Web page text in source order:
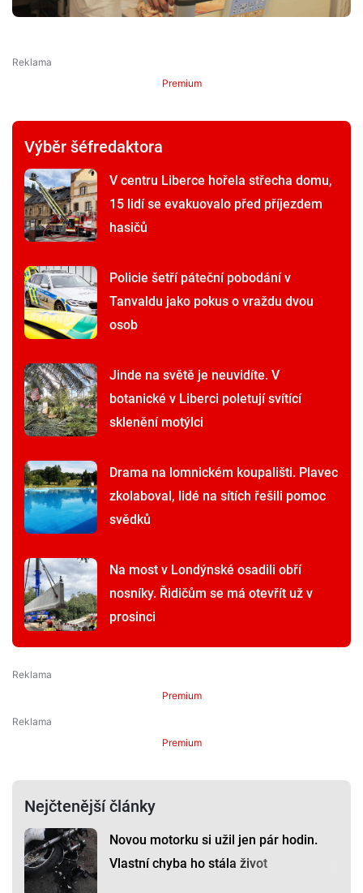
Premium
Výběr šéfredaktora
V centru Liberce hořela střecha domu,
15 lidí se evakuovalo před příjezdem
hasičů
Policie šetří páteční pobodání v
Tanvaldu jako pokus o vraždu dvou
osob
Jinde na světě je neuvidíte. V
botanické v Liberci poletují svítící
sklenění motýlci
Drama na lomnickém koupališti. Plavec
zkolaboval, lidé na sítích řešili pomoc
svědků
Na most v Londýnské osadili obří
nosníky. Řidičům se má otevřít už v
prosinci
Premium
Premium
Nejčtenější články
Novou motorku si užil jen pár hodin.
Vlastní chyba ho stála život